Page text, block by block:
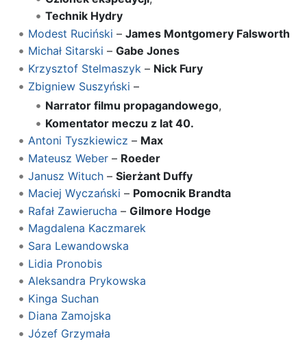
Technik Hydry
Modest Ruciński – James Montgomery Falsworth
Michał Sitarski – Gabe Jones
Krzysztof Stelmaszyk – Nick Fury
Zbigniew Suszyński –
Narrator filmu propagandowego,
Komentator meczu z lat 40.
Antoni Tyszkiewicz – Max
Mateusz Weber– Roeder
Janusz Wituch– Sierżant Duffy
Maciej Wyczański – Pomocnik Brandta
Rafał Zawierucha – Gilmore Hodge
Magdalena Kaczmarek
Sara Lewandowska
Lidia Pronobis
Aleksandra Prykowska
Kinga Suchan
Diana Zamojska
Józef Grzymała